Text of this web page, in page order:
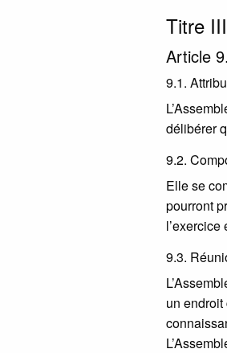
Titre III
Article
9.1.
délibérer
9.2.
Elle se
pourront
l’exercice
9.3.
un